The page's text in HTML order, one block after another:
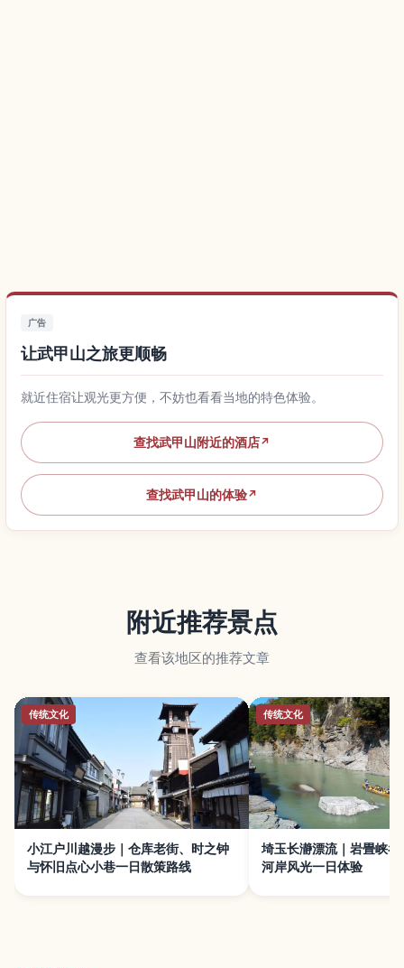
广告
让武甲山之旅更顺畅
就近住宿让观光更方便，不妨也看看当地的特色体验。
查找武甲山附近的酒店↗
查找武甲山的体验↗
附近推荐景点
查看该地区的推荐文章
传统文化
小江户川越漫步｜仓库老街、时之钟
与怀旧点心小巷一日散策路线
传统文化
埼玉长瀞漂流｜岩畳峡谷
河岸风光一日体验